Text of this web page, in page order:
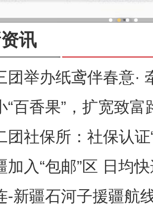
讯
团举办纸鸢伴春意·
“百香果”，扩宽致富
团社保所：社保认
加入“包邮”区 日均
-新疆石河子援疆航